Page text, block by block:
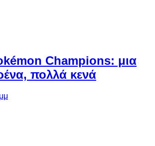
Champions: μια
πολλά κενά